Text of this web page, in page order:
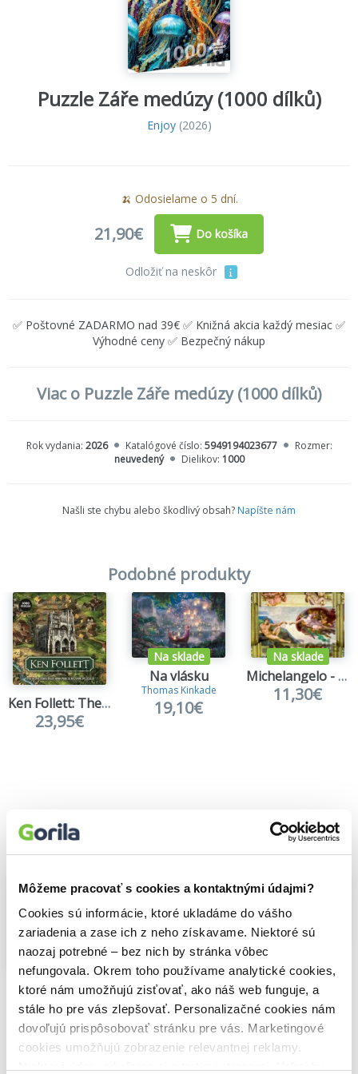
Môžeme pracovať s cookies a kontaktnými údajmi?
Cookies sú informácie, ktoré ukladáme do vášho
zariadenia a zase ich z neho získavame. Niektoré sú
naozaj potrebné – bez nich by stránka vôbec
nefungovala. Okrem toho používame analytické cookies,
ktoré nám umožňujú zisťovať, ako náš web funguje, a
stále ho pre vás zlepšovať. Personalizačné cookies nám
dovoľujú prispôsobovať stránku pre vás. Marketingové
cookies umožňujú zobrazenie relevantnej reklamy.
Puzzle Záře medúzy (1000 dílků)
Enjoy(2026)
🍌 Odosielame o 5 dní.
21,90€ Do košíka
Odložiť na neskôr
✅ Poštovné ZADARMO nad 39€ ✅ Knižná akcia každý mesiac ✅
Výhodné ceny ✅ Bezpečný nákup
Viac o Puzzle Záře medúzy (1000 dílků)
Rok vydania: 2026 Katalógové číslo: 5949194023677
Rozmer:
neuvedený
Dielikov: 1000
Našli ste chybu alebo škodlivý obsah? Napíšte nám
Podobné produkty
Ken Follett: The Kingsbridge 1000-piece jigsaw puzzle
23,95€
Na sklade
Na vlásku
Thomas Kinkade
19,10€
Na sklade
Michelangelo - The Creation of Adam, 1511
11,30€
Vybrané pre teba
Ken Follett: The Kingsbridge 1000-piece jigsaw puzzle
23,95€
Na sklade
Na vlásku
Thomas Kinkade
19,10€
Na sklade
11,30€